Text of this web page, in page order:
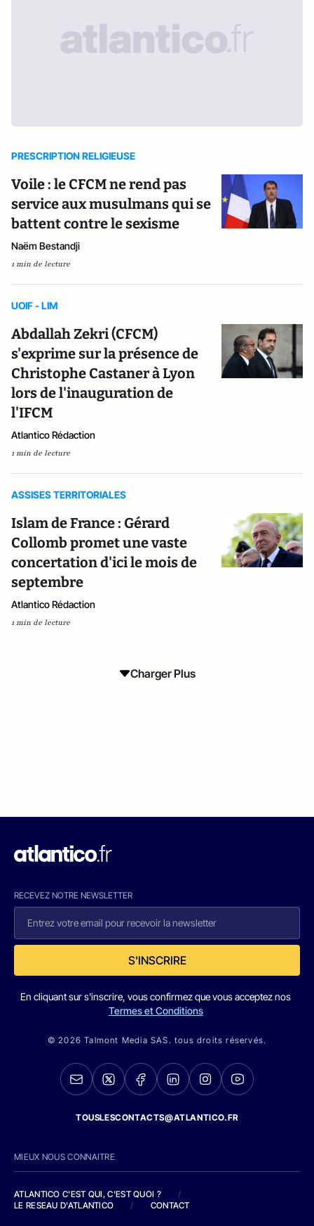
PRESCRIPTION RELIGIEUSE
Voile : le CFCM ne rend pas
service aux musulmans qui se
battent contre le sexisme
Naëm Bestandji
1 min de lecture
UOIF - LIM
Abdallah Zekri (CFCM)
s'exprime sur la présence de
Christophe Castaner à Lyon
lors de l'inauguration de
l'IFCM
Atlantico Rédaction
1 min de lecture
ASSISES TERRITORIALES
Islam de France : Gérard
Collomb promet une vaste
concertation d'ici le mois de
septembre
Atlantico Rédaction
1 min de lecture
Charger Plus
RECEVEZ NOTRE NEWSLETTER
S'INSCRIRE
En cliquant sur s'inscrire, vous confirmez que vous acceptez nos
Termes et Conditions
© 2026 Talmont Media SAS. tous droits réservés.
TOUSLESCONTACTS@ATLANTICO.FR
MIEUX NOUS CONNAITRE
ATLANTICO C'EST QUI, C'EST QUOI ?
/
LE RESEAU D'ATLANTICO
/ CONTACT